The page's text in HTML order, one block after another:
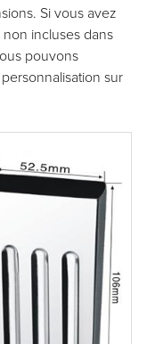
Si vous avez
incluses dans
pouvons
sur